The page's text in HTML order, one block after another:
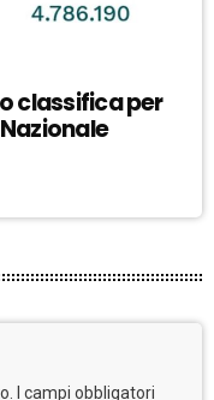
classifica per
I campi obbligatori